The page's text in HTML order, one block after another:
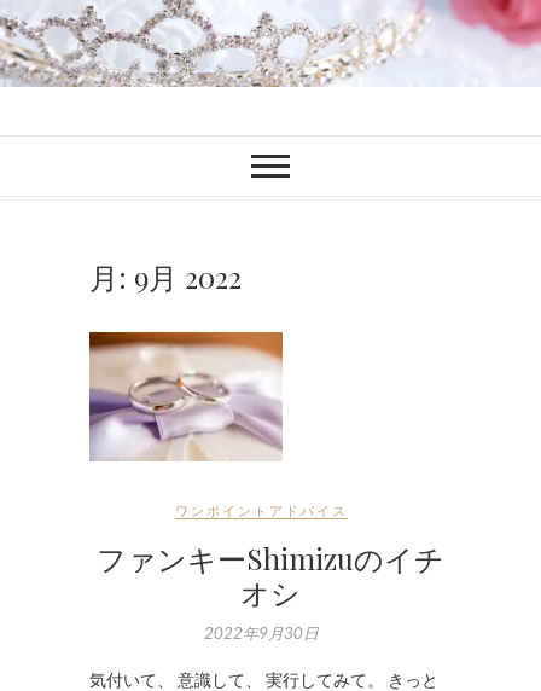
ファンブロ
月: 9月 2022
ワンポイントアドバイス
ファンキーShimizuのイチ
オシ
2022年9月30日
気付いて、 意識して、 実行してみて。 きっと